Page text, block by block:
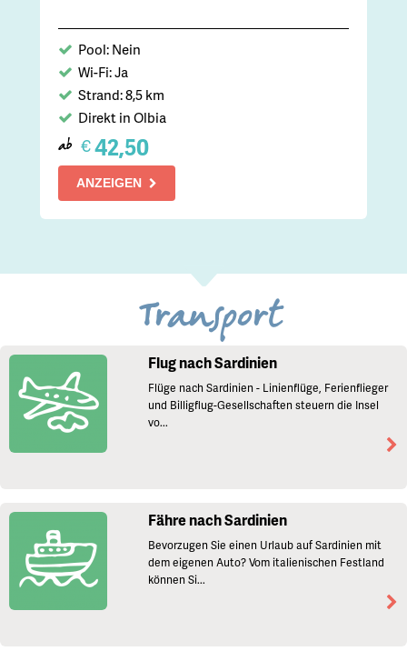
Pool: Nein
Wi-Fi: Ja
Strand: 8,5 km
Direkt in Olbia
ab €42,50
ANZEIGEN
Transport
Flug nach Sardinien
Flüge nach Sardinien - Linienflüge, Ferienflieger
und Billigflug-Gesellschaften steuern die Insel
vo...
Fähre nach Sardinien
Bevorzugen Sie einen Urlaub auf Sardinien mit
dem eigenen Auto? Vom italienischen Festland
können Si...